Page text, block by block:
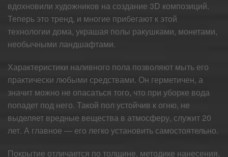
вдохновили художников на создание 3D композиций.
Теперь это тренд, и многие прибегают к этой
технологии дома, украшая полы ракушками, монетами,
необычными ландшафтами.
Характеристики наливного пола позволяют мыть его
практически любыми средствами. Он герметичен, а
значит можно не опасаться того, что при уборке вода
попадет под него. Такой пол устойчив к огню, не
выделяет вредные вещества в атмосферу, служит 20
лет. А главное — его легко установить самостоятельно.
Покрытие отличается по толщине, методике нанесения,